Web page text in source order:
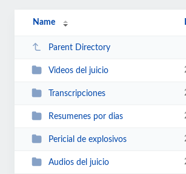
Name
Parent Directory
Videos del juicio
Transcripciones
Resumenes por dias
Pericial de explosivos
Audios del juicio